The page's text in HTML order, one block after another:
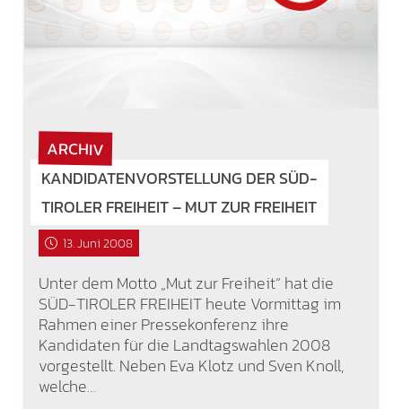
ARCHIV
KANDIDATENVORSTELLUNG DER SÜD-
TIROLER FREIHEIT – MUT ZUR FREIHEIT
13. Juni 2008
Unter dem Motto „Mut zur Freiheit“ hat die
SÜD-TIROLER FREIHEIT heute Vormittag im
Rahmen einer Pressekonferenz ihre
Kandidaten für die Landtagswahlen 2008
vorgestellt. Neben Eva Klotz und Sven Knoll,
welche…